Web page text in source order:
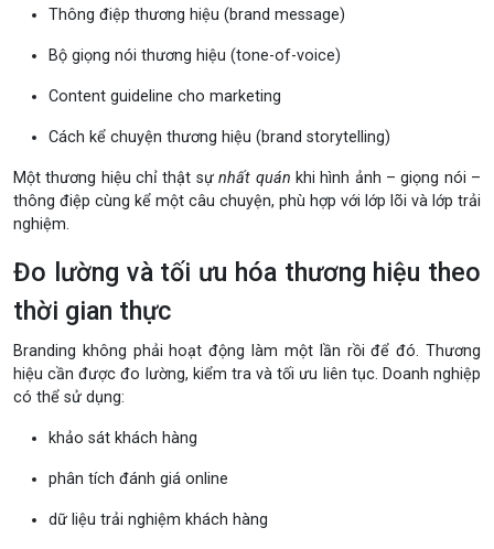
Thông điệp thương hiệu (brand message)
Bộ giọng nói thương hiệu (tone-of-voice)
Content guideline cho marketing
Cách kể chuyện thương hiệu (brand storytelling)
Một thương hiệu chỉ thật sựnhất quán khi hình ảnh – giọng nói –
thông điệp cùng kể một câu chuyện, phù hợp với lớp lõi và lớp trải
nghiệm.
Đo lường và tối ưu hóa thương hiệu theo
thời gian thực
Branding không phải hoạt động làm một lần rồi để đó. Thương
hiệu cần được đo lường, kiểm tra và tối ưu liên tục. Doanh nghiệp
có thể sử dụng:
khảo sát khách hàng
phân tích đánh giá online
dữ liệu trải nghiệm khách hàng